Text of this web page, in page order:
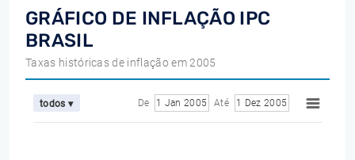
GRÁFICO DE INFLAÇÃO IPC
BRASIL
Taxas históricas de inflação em 2005
todos ▾ De 1 Jan 2005 Até 1 Dez 2005